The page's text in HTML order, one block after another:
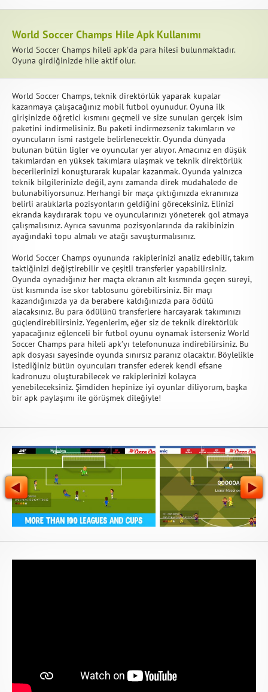
World Soccer Champs Hile Apk Kullanımı
World Soccer Champs hileli apk'da para hilesi bulunmaktadır.
Oyuna girdiğinizde hile aktif olur.
World Soccer Champs, teknik direktörlük yaparak kupalar
kazanmaya çalışacağınız mobil futbol oyunudur. Oyuna ilk
girişinizde öğretici kısmını geçmeli ve size sunulan gerçek isim
paketini indirmelisiniz. Bu paketi indirmezseniz takımların ve
oyuncuların ismi rastgele belirlenecektir. Oyunda dünyada
bulunan bütün ligler ve oyuncular yer alıyor. Amacınız en düşük
takımlardan en yüksek takımlara ulaşmak ve teknik direktörlük
becerilerinizi konuşturarak kupalar kazanmak. Oyunda yalnızca
teknik bilgilerinizle değil, aynı zamanda direk müdahalede de
bulunabiliyorsunuz. Herhangi bir maça çıktığınızda ekranınıza
belirli aralıklarla pozisyonların geldiğini göreceksiniz. Elinizi
ekranda kaydırarak topu ve oyuncularınızı yöneterek gol atmaya
çalışmalısınız. Ayrıca savunma pozisyonlarında da rakibinizin
ayağındaki topu almalı ve atağı savuşturmalısınız.
World Soccer Champs oyununda rakiplerinizi analiz edebilir, takım
taktiğinizi değiştirebilir ve çeşitli transferler yapabilirsiniz.
Oyunda oynadığınız her maçta ekranın alt kısmında geçen süreyi,
üst kısmında ise skor tablosunu görebilirsiniz. Bir maçı
kazandığınızda ya da berabere kaldığınızda para ödülü
alacaksınız. Bu para ödülünü transferlere harcayarak takımınızı
güçlendirebilirsiniz. Yegenlerim, eğer siz de teknik direktörlük
yapacağınız eğlenceli bir futbol oyunu oynamak isterseniz World
Soccer Champs para hileli apk’yı telefonunuza indirebilirsiniz. Bu
apk dosyası sayesinde oyunda sınırsız paranız olacaktır. Böylelikle
istediğiniz bütün oyuncuları transfer ederek kendi efsane
kadronuzu oluşturabilecek ve rakiplerinizi kolayca
yenebileceksiniz. Şimdiden hepinize iyi oyunlar diliyorum, başka
bir apk paylaşımı ile görüşmek dileğiyle!